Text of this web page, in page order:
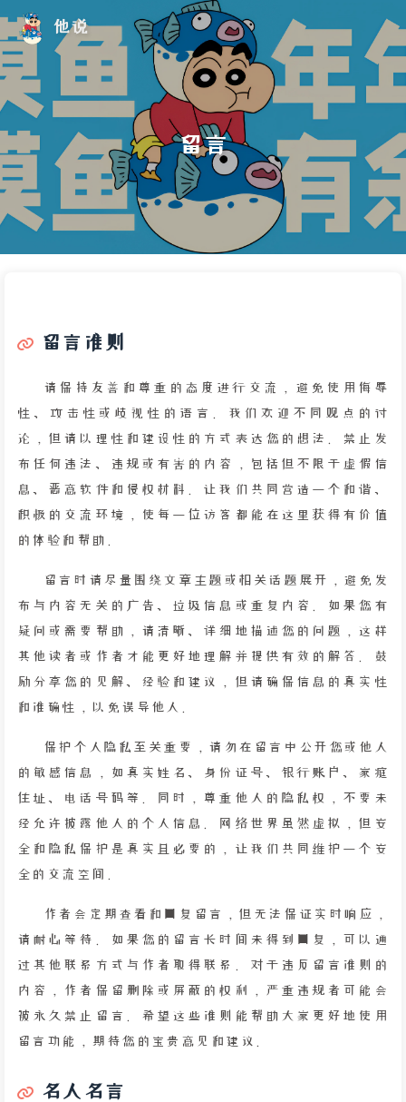
他说
留言
留言准则
请保持友善和尊重的态度进行交流，避免使用侮辱
性、攻击性或歧视性的语言。我们欢迎不同观点的讨
论，但请以理性和建设性的方式表达您的想法。禁止发
布任何违法、违规或有害的内容，包括但不限于虚假信
息、恶意软件和侵权材料。让我们共同营造一个和谐、
积极的交流环境，使每一位访客都能在这里获得有价值
的体验和帮助。
留言时请尽量围绕文章主题或相关话题展开，避免发
布与内容无关的广告、垃圾信息或重复内容。如果您有
疑问或需要帮助，请清晰、详细地描述您的问题，这样
其他读者或作者才能更好地理解并提供有效的解答。鼓
励分享您的见解、经验和建议，但请确保信息的真实性
和准确性，以免误导他人。
保护个人隐私至关重要，请勿在留言中公开您或他人
的敏感信息，如真实姓名、身份证号、银行账户、家庭
住址、电话号码等。同时，尊重他人的隐私权，不要未
经允许披露他人的个人信息。网络世界虽然虚拟，但安
全和隐私保护是真实且必要的，让我们共同维护一个安
全的交流空间。
作者会定期查看和回复留言，但无法保证实时响应，
请耐心等待。如果您的留言长时间未得到回复，可以通
过其他联系方式与作者取得联系。对于违反留言准则的
内容，作者保留删除或屏蔽的权利，严重违规者可能会
被永久禁止留言。希望这些准则能帮助大家更好地使用
留言功能，期待您的宝贵意见和建议。
名人名言